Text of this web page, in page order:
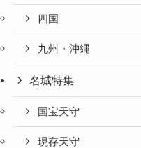
四国
九州・沖縄
名城特集
国宝天守
現存天守